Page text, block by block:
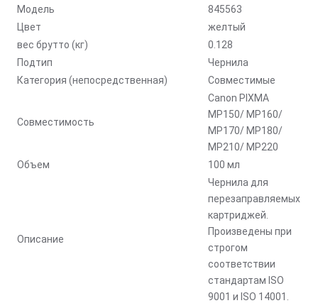
Модель
845563
Цвет
желтый
вес брутто (кг)
0.128
Подтип
Чернила
Категория (непосредственная)
Совместимые
Совместимость
Canon PIXMA
MP150/ MP160/
MP170/ MP180/
MP210/ MP220
Объем
100 мл
Описание
Чернила для
перезаправляемых
картриджей.
Произведены при
строгом
соответствии
стандартам ISO
9001 и ISO 14001.